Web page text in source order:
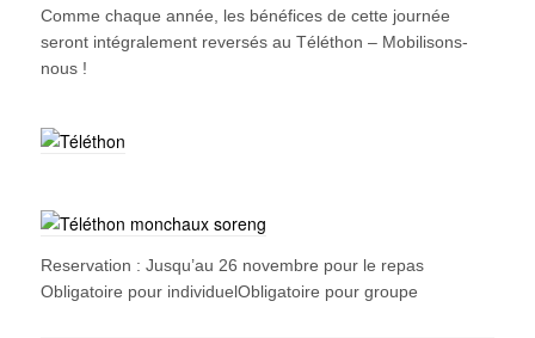
Comme chaque année, les bénéfices de cette journée
seront intégralement reversés au Téléthon – Mobilisons-
nous !
Reservation : Jusqu’au 26 novembre pour le repas
Obligatoire pour individuelObligatoire pour groupe